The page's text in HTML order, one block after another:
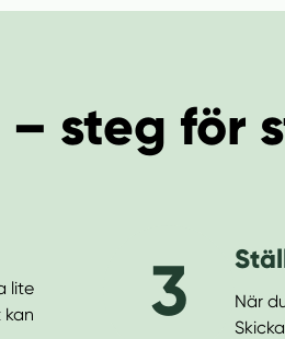
steg för
lite
kan
3 När